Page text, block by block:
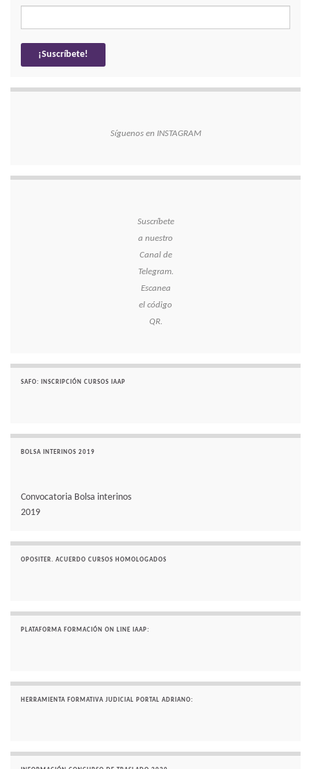
Síguenos en INSTAGRAM
Suscríbete
a nuestro
Canal de
Telegram.
Escanea
el código
QR.
SAFO: INSCRIPCIÓN CURSOS IAAP
BOLSA INTERINOS 2019
Convocatoria Bolsa interinos
2019
OPOSITER. ACUERDO CURSOS HOMOLOGADOS
PLATAFORMA FORMACIÓN ON LINE IAAP:
HERRAMIENTA FORMATIVA JUDICIAL PORTAL ADRIANO: